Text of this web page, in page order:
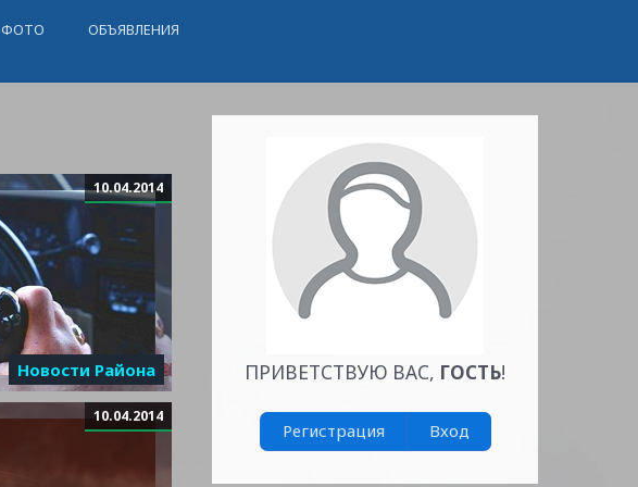
ФОТО ОБЪЯВЛЕНИЯ
10.04.2014
Новости Района
10.04.2014
ПРИВЕТСТВУЮ ВАС, ГОСТЬ!
Регистрация Вход